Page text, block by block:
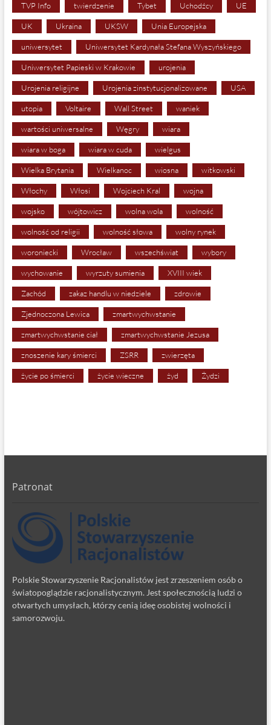
TVP Info twierdzenie Tybet Uchodźcy UE
UK Ukraina UKSW Unia Europejska
uniwersytet Uniwersytet Kardynała Stefana Wyszyńskiego
Uniwersytet Papieski w Krakowie urojenia
Urojenia religijne Urojenia zinstytucjonalizowane USA
utopia Voltaire Wall Street waniek
wartości uniwersalne Węgry wiara
wiara w boga wiara w cuda wielgus
Wielka Brytania Wielkanoc wiosna witkowski
Włochy Włosi Wojciech Kral wojna
wojsko wójtowicz wolna wola wolność
wolność od religii wolność słowa wolny rynek
woroniecki Wrocław wszechświat wybory
wychowanie wyrzuty sumienia XVIII wiek
Zachód zakaz handlu w niedziele zdrowie
Zjednoczona Lewica zmartwychwstanie
zmartwychwstanie ciał zmartwychwstanie Jezusa
znoszenie kary śmierci ZSRR zwierzęta
życie po śmierci życie wieczne żyd Żydzi
Patronat
Polskie Stowarzyszenie Racjonalistów jest zrzeszeniem osób o
światopoglądzie racjonalistycznym. Jest społecznością ludzi o
otwartych umysłach, którzy cenią ideę osobistej wolności i
samorozwoju.